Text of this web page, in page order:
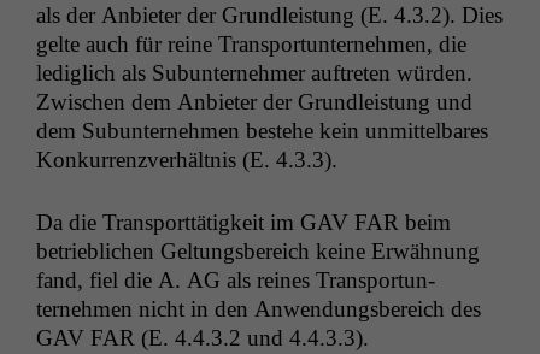
als der Anbi­eter der Grundleis­tung (E. 4.3.2). Dies
gelte auch für reine Trans­portun­ternehmen, die
lediglich als Sub­un­ternehmer auftreten wür­den.
Zwis­chen dem Anbi­eter der Grundleis­tung und
dem Sub­un­ternehmen beste­he kein unmit­tel­bares
Konkur­ren­zver­hält­nis (E. 4.3.3).
Da die Trans­port­tätigkeit im GAV FAR beim
betrieblichen Gel­tungs­bere­ich keine Erwäh­nung
fand, fiel die A. AG als reines Trans­portun­
ternehmen nicht in den Anwen­dungs­bere­ich des
GAV FAR (E. 4.4.3.2 und 4.4.3.3).